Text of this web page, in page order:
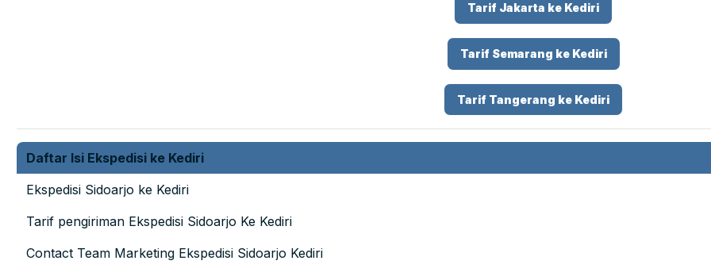
Tarif Jakarta ke Kediri
Tarif Semarang ke Kediri
Tarif Tangerang ke Kediri
Daftar Isi Ekspedisi ke Kediri
Ekspedisi Sidoarjo ke Kediri
Tarif pengiriman Ekspedisi Sidoarjo Ke Kediri
Contact Team Marketing Ekspedisi Sidoarjo Kediri